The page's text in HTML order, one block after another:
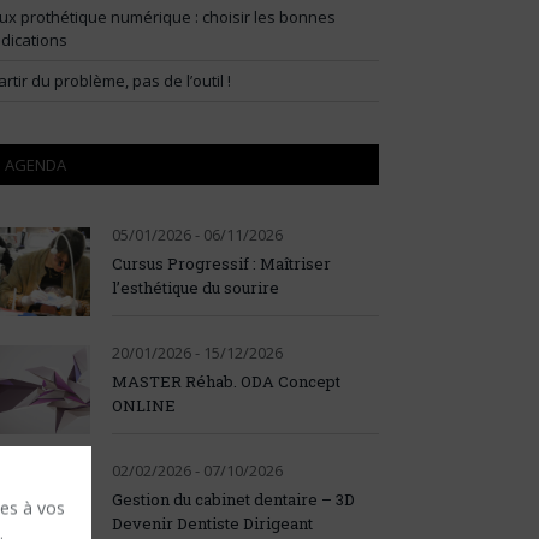
à vos
prothétique numérique : choisir les bonnes
du problème, pas de l’outil !
AGENDA
05/01/2026 - 06/11/2026
Cursus Progressif : Maîtriser
l’esthétique du sourire
20/01/2026 - 15/12/2026
MASTER Réhab. ODA Concept
ONLINE
02/02/2026 - 07/10/2026
Gestion du cabinet dentaire – 3D
Devenir Dentiste Dirigeant